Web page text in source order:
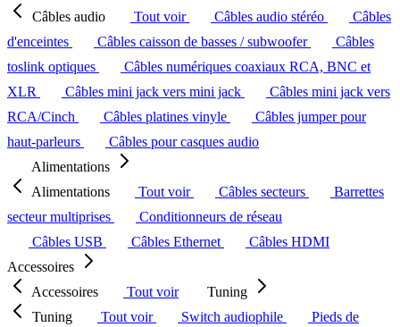
Câbles audio
Tout voir Câbles audio stéréo
Câbles
d'enceintes
Câbles caisson de basses / subwoofer
Câbles
toslink optiques
Câbles numériques coaxiaux RCA, BNC et
XLR
Câbles mini jack vers mini jack
Câbles mini jack vers
RCA/Cinch
Câbles platines vinyle
Câbles jumper pour
haut-parleurs
Câbles pour casques audio
Alimentations
Alimentations
Tout voir Câbles secteurs
Barrettes
secteur multiprises
Conditionneurs de réseau
Câbles USB
Câbles Ethernet
Câbles HDMI
Accessoires
Accessoires
Tout voir
Tuning
Tuning
Tout voir Switch audiophile
Pieds de